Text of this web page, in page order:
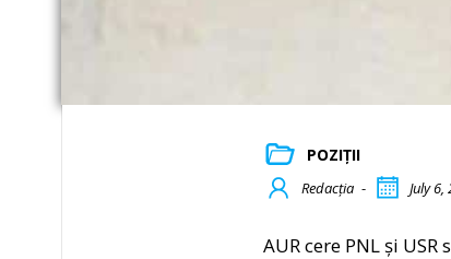
POZIȚII
Redacția - July 6,
AUR cere PNL și